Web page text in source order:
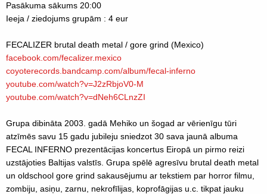
Pasākuma sākums 20:00
Ieeja / ziedojums grupām : 4 eur
FECALIZER brutal death metal / gore grind (Mexico)
facebook.com/fecalizer.mexico
coyoterecords.bandcamp.com/album/fecal-inferno
youtube.com/watch?v=J2zRbjoV0-M
youtube.com/watch?v=dNeh6CLnzZI
Grupa dibināta 2003. gadā Mehiko un šogad ar vērienīgu tūri
atzīmēs savu 15 gadu jubileju sniedzot 30 sava jaunā albuma
FECAL INFERNO prezentācijas koncertus Eiropā un pirmo reizi
uzstājoties Baltijas valstīs. Grupa spēlē agresīvu brutal death metal
un oldschool gore grind sakausējumu ar tekstiem par horror filmu,
zombiju, asiņu, zarnu, nekrofīlijas, koprofāgijas u.c. tikpat jauku